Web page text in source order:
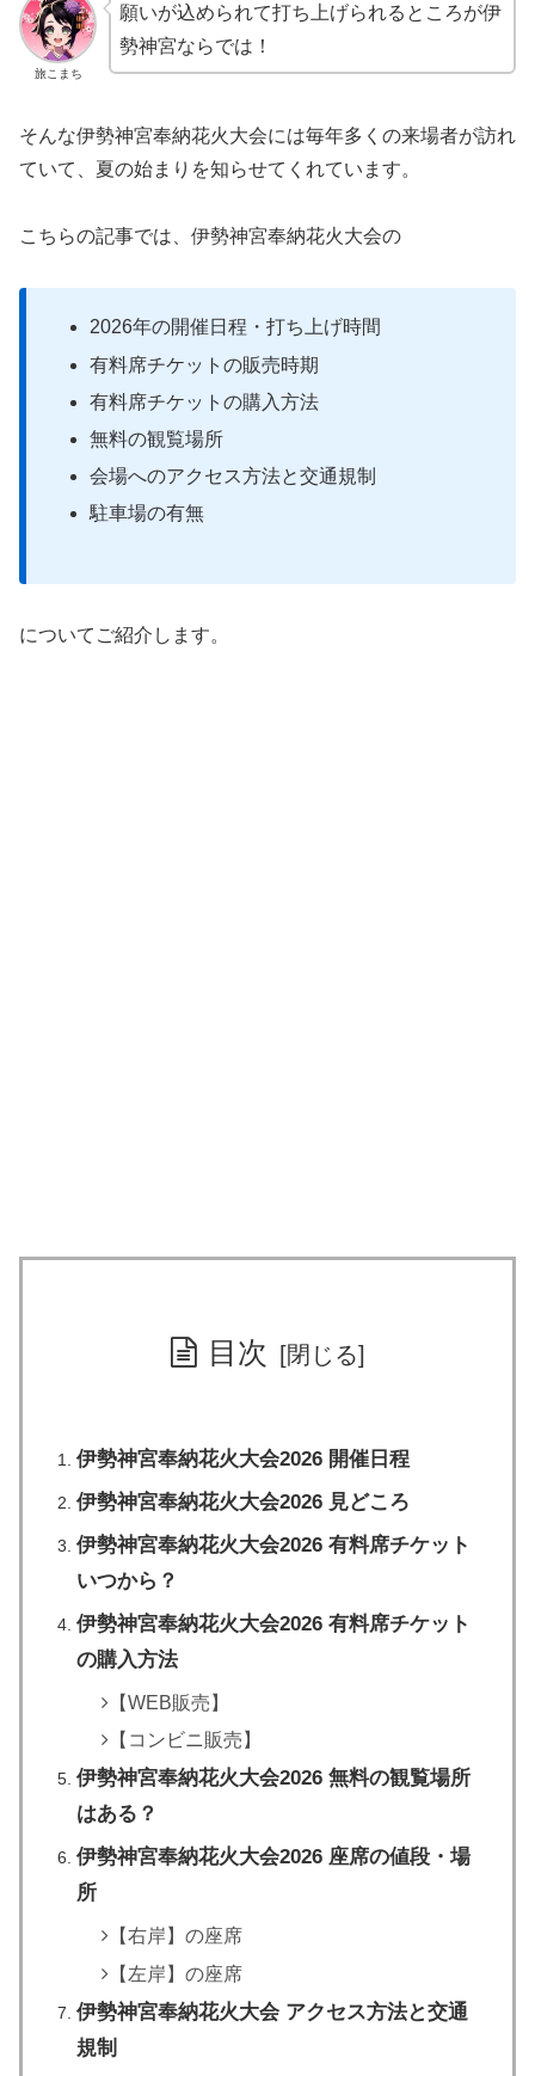
旅こまち
願いが込められて打ち上げられるところが伊
勢神宮ならでは！
そんな伊勢神宮奉納花火大会には毎年多くの来場者が訪れ
ていて、夏の始まりを知らせてくれています。
こちらの記事では、伊勢神宮奉納花火大会の
2026年の開催日程・打ち上げ時間
有料席チケットの販売時期
有料席チケットの購入方法
無料の観覧場所
会場へのアクセス方法と交通規制
駐車場の有無
についてご紹介します。
目次
伊勢神宮奉納花火大会2026 開催日程
伊勢神宮奉納花火大会2026 見どころ
伊勢神宮奉納花火大会2026 有料席チケット
いつから？
伊勢神宮奉納花火大会2026 有料席チケット
の購入方法
【WEB販売】
【コンビニ販売】
伊勢神宮奉納花火大会2026 無料の観覧場所
はある？
伊勢神宮奉納花火大会2026 座席の値段・場
所
【右岸】の座席
【左岸】の座席
伊勢神宮奉納花火大会 アクセス方法と交通
規制